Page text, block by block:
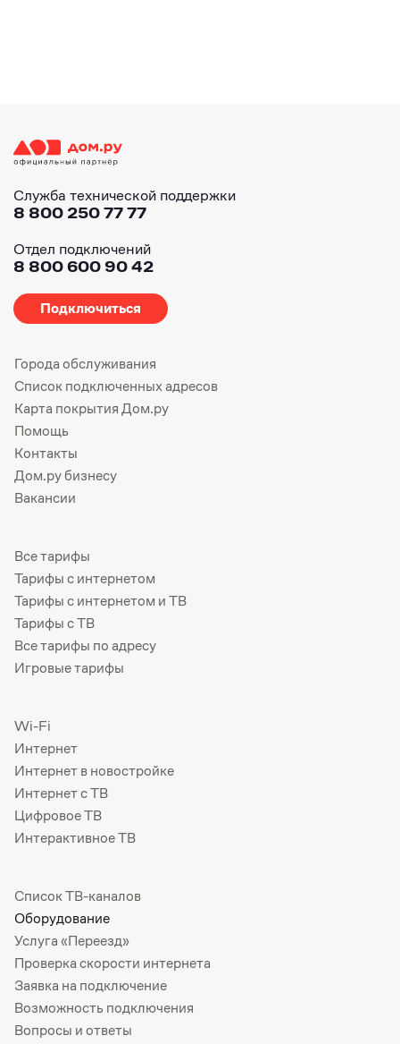
Служба технической поддержки
8 800 250 77 77
Отдел подключений
8 800 600 90 42
Подключиться
Города обслуживания
Список подключенных адресов
Карта покрытия Дом.ру
Помощь
Контакты
Дом.ру бизнесу
Вакансии
Все тарифы
Тарифы с интернетом
Тарифы с интернетом и ТВ
Тарифы с ТВ
Все тарифы по адресу
Игровые тарифы
Wi-Fi
Интернет
Интернет в новостройке
Интернет с ТВ
Цифровое ТВ
Интерактивное ТВ
Список ТВ-каналов
Оборудование
Услуга «Переезд»
Проверка скорости интернета
Заявка на подключение
Возможность подключения
Вопросы и ответы